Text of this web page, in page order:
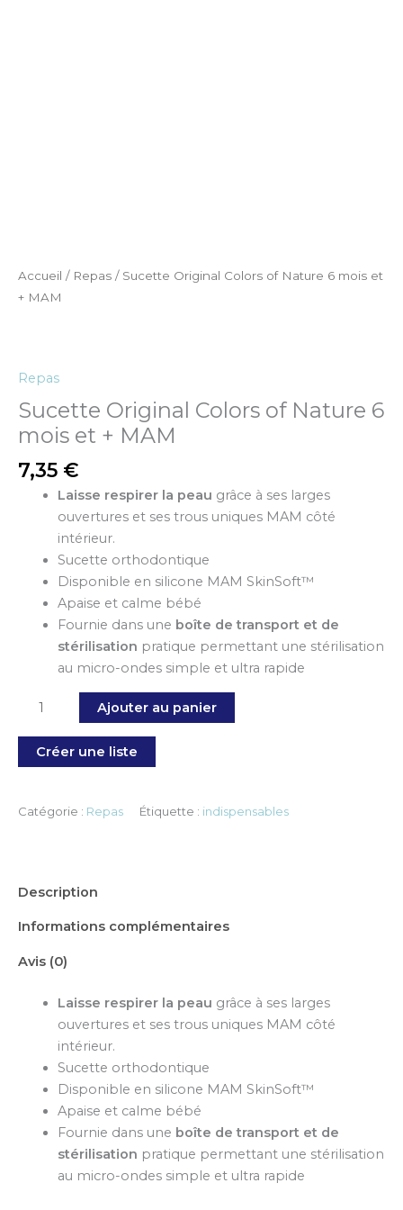
Accueil / Repas / Sucette Original Colors of Nature 6 mois et
+ MAM
Repas
Sucette Original Colors of Nature 6
mois et + MAM
7,35 €
Laisse respirer la peau grâce à ses larges
ouvertures et ses trous uniques MAM côté
intérieur.
Sucette orthodontique
Disponible en silicone MAM SkinSoft™
Apaise et calme bébé
Fournie dans une boîte de transport et de
stérilisation pratique permettant une stérilisation
au micro-ondes simple et ultra rapide
Ajouter au panier
Créer une liste
Catégorie : Repas Étiquette : indispensables
Description
Informations complémentaires
Avis (0)
Laisse respirer la peau grâce à ses larges
ouvertures et ses trous uniques MAM côté
intérieur.
Sucette orthodontique
Disponible en silicone MAM SkinSoft™
Apaise et calme bébé
Fournie dans une boîte de transport et de
stérilisation pratique permettant une stérilisation
au micro-ondes simple et ultra rapide